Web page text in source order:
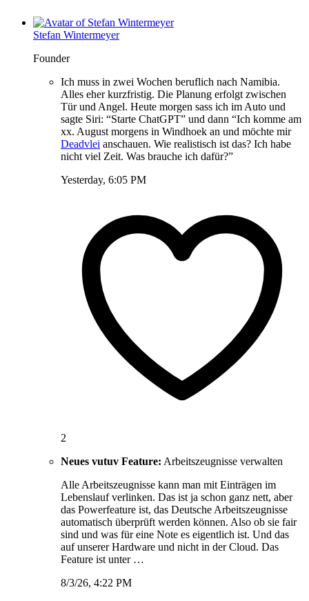
Stefan Wintermeyer
Founder
Ich muss in zwei Wochen beruflich nach Namibia.
Alles eher kurzfristig. Die Planung erfolgt zwischen
Tür und Angel. Heute morgen sass ich im Auto und
sagte Siri: “Starte ChatGPT” und dann “Ich komme am
xx. August morgens in Windhoek an und möchte mir
Deadvlei anschauen. Wie realistisch ist das? Ich habe
nicht viel Zeit. Was brauche ich dafür?”
Yesterday, 6:05 PM
2
Neues vutuv Feature: Arbeitszeugnisse verwalten
Alle Arbeitszeugnisse kann man mit Einträgen im
Lebenslauf verlinken. Das ist ja schon ganz nett, aber
das Powerfeature ist, das Deutsche Arbeitszeugnisse
automatisch überprüft werden können. Also ob sie fair
sind und was für eine Note es eigentlich ist. Und das
auf unserer Hardware und nicht in der Cloud. Das
Feature ist unter …
8/3/26, 4:22 PM